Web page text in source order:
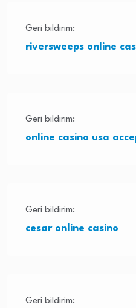
Geri bildirim:
riversweeps online
Geri bildirim:
online casino usa
Geri bildirim:
cesar online casino
Geri bildirim: